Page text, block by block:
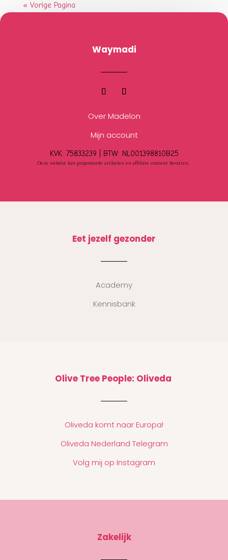
« Vorige Pagina
Waymadi
Over Madelon
Mijn account
KVK: 75833239 | BTW: NL001398810B25
Deze website kan gesponsorde artikelen en affiliate content bevatten.
Eet jezelf gezonder
Academy
Kennisbank
Olive Tree People: Oliveda
Oliveda komt naar Europa!
Oliveda Nederland Telegram
Volg mij op Instagram
Zakelijk